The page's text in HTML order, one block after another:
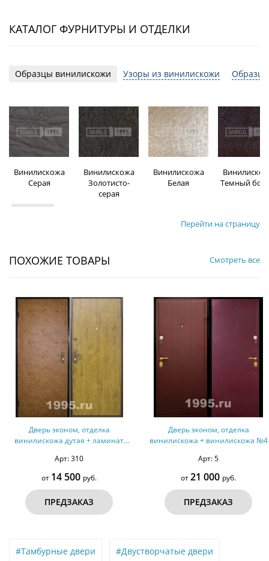
КАТАЛОГ ФУРНИТУРЫ И ОТДЕЛКИ
Образцы винилискожи Узоры из винилискожи
Винилискожа
Серая
Винилискожа
Золотисто-
серая
Винилискожа
Белая
Темный
Перейти на страницу
ПОХОЖИЕ ТОВАРЫ Смотреть все
Дверь эконом, отделка
винилискожа дутая + ламинат
Арт: 310
от 14 500 руб.
ПРЕДЗАКАЗ
Дверь эконом, отделка
винилискожа + винилискожа №4
Арт: 5
от21 000 руб.
ПРЕДЗАКАЗ
#Тамбурные двери #Двустворчатые двери